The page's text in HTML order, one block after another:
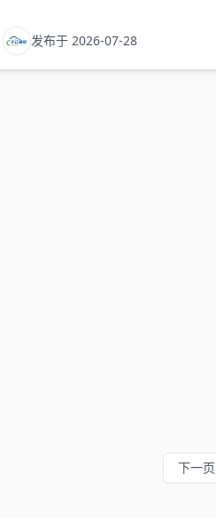
发布于 2026-07-28
下一页